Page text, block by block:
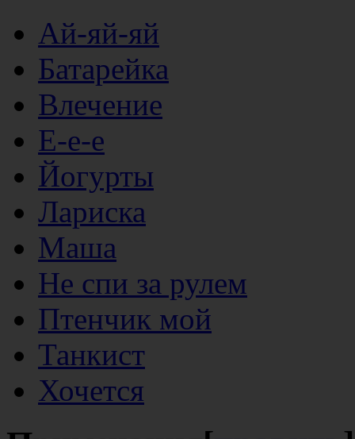
Ай-яй-яй
Батарейка
Влечение
Е-е-е
Йогурты
Лариска
Маша
Не спи за рулем
Птенчик мой
Танкист
Хочется